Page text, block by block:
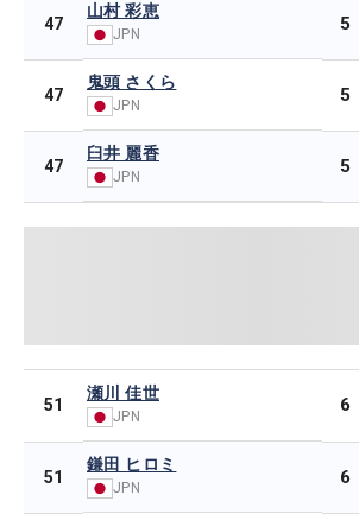
47
山村 彩恵
JPN 5
47
鬼頭 さくら
JPN 5
47
臼井 麗香
JPN 5
51
瀬川 佳世
JPN
6
51
鎌田 ヒロミ
JPN 6